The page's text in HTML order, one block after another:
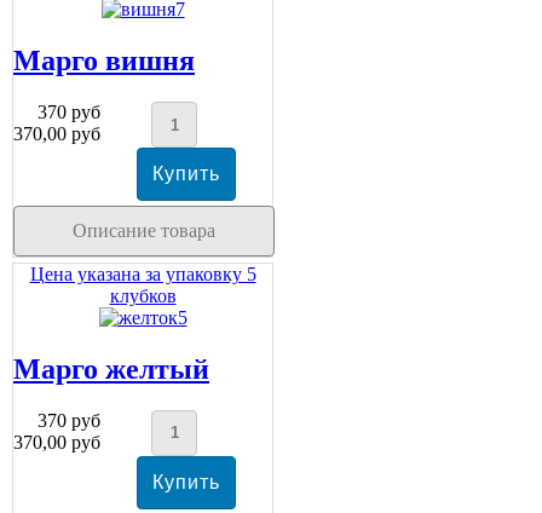
Марго вишня
370 руб
370,00 руб
Описание товара
Цена указана за упаковку 5
клубков
Марго желтый
370 руб
370,00 руб